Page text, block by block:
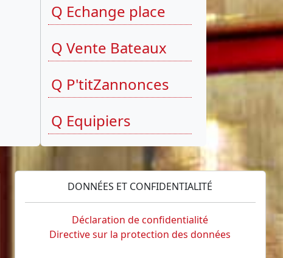
Q Echange place
Q Vente Bateaux
Q P'titZannonces
Q Equipiers
DONNÉES ET CONFIDENTIALITÉ
Déclaration de confidentialité
Directive sur la protection des données